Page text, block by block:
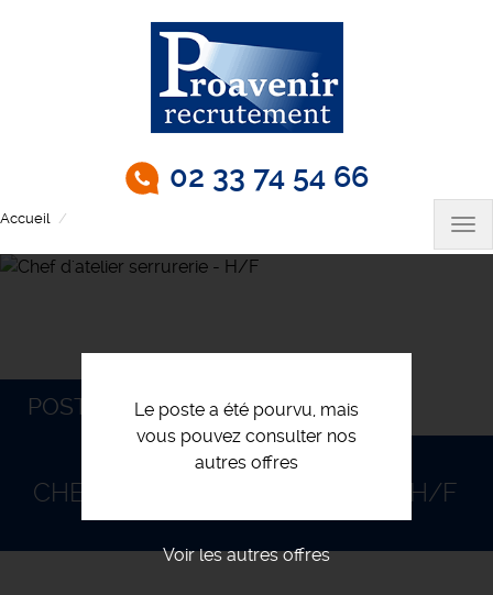
02 33 74 54 66
Accueil
Le poste a été pourvu, mais
vous pouvez consulter nos
autres offres
Voir les autres offres
POSTULEZ
CHEF D'ATELIER SERRURERIE - H/F